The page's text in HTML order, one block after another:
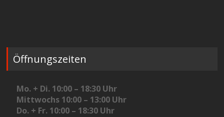
Öffnungszeiten
Mo. + Di. 10:00 – 18:30 Uhr
Mittwochs 10:00 – 13:00 Uhr
Do. + Fr. 10:00 – 18:30 Uhr